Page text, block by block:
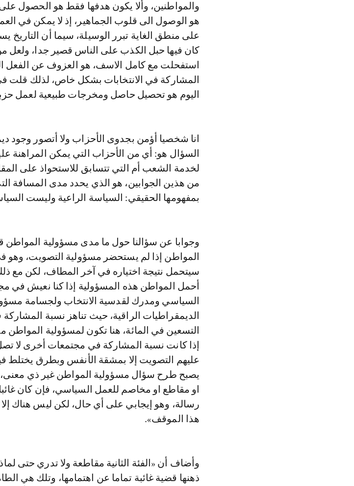
والمواطنين، وألا يكون هدفها فقط هو الحصول
هو الوصول الى قلوب الجماهير، إذ لا يمكن في
على منطق الغاية تبرر الوسيلة، سيما أن التاريخ
كان فيها حبل الكذب على الناس قصير جدا، ولعل
استفحلت مع كامل الاسف، هو العزوف عن
المشاركة في الانتخابات بشكل خاص، لذلك قلت
اليوم هو تحصيل حاصل ومخرجات طبيعية لعمل
انا شخصيا أؤمن بجدوى الأحزاب ولا أتصور وجود
السؤال هو: أي من الأحزاب التي يمكن المراهنة
لخدمة الشعب أم التي تتسابق للاستحواذ على
من هذين الجوابين، هو الذي يحدد مدى المسافة
بمفهومها الحقيقي: السياسة الراعية وليست
وجوابا عن سؤالنا حول ما مدى مسؤولية المواطن
المواطن إذا لم يستحضر مسؤولية التصويت، وهو
سيتحمل نتيجة اختياره في آخر المطاف، لكن مع
أحمل المواطن هذه المسؤولية إذا كنا نعيش في
السياسي ومدرك لقدسية الانتخاب ولجسامة
الديمقراطيات الراقية، حيث تناهز نسبة المشاركة
التسعين في المائة، هنا تكون لمسؤولية المواطن
إذا كانت نسبة المشاركة في مجتمعات أخرى لا
عليهم التصويت إلا بمشقة الأنفس وبطرق يختلط
يصبح طرح سؤال مسؤولية المواطن غير ذي
او مقاطع او مخاصم للعمل السياسي، فإن كان
رسالة، وهو إيجابي على أي حال، لكن ليس هناك
هذا الموقف».
وأضاف أن «الفئة الثانية مقاطعة ولا تدري حتى
ذهنها قضية غائبة تماما عن اهتمامها، وتلك هي